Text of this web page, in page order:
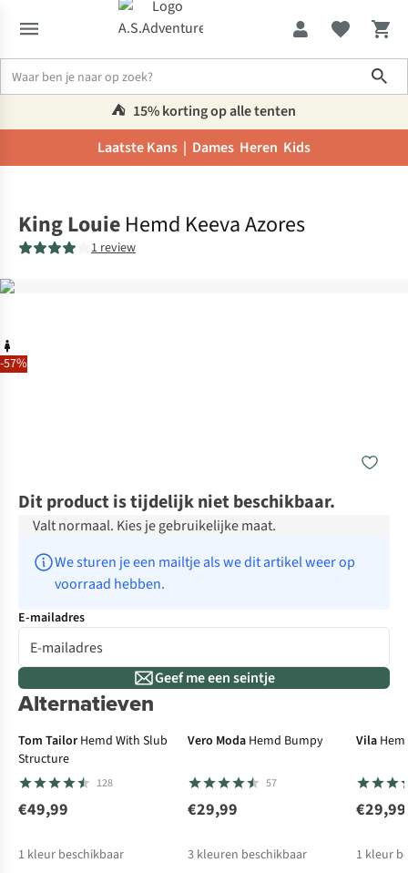
⛺️ 15% korting op alle tenten
Laatste Kans | Dames Heren Kids
-57%
King Louie Hemd Keeva Azores
1 review
Dit product is tijdelijk niet beschikbaar.
Valt normaal. Kies je gebruikelijke maat.
We sturen je een mailtje als we dit artikel weer op
voorraad hebben.
E-mailadres
Geef me een seintje
Alternatieven
Tom Tailor Hemd With Slub
Structure
128
€49,99
1 kleur beschikbaar
Vero Moda Hemd Bumpy
57
€29,99
3 kleuren beschikbaar
Vila
€29,99
1 kleur